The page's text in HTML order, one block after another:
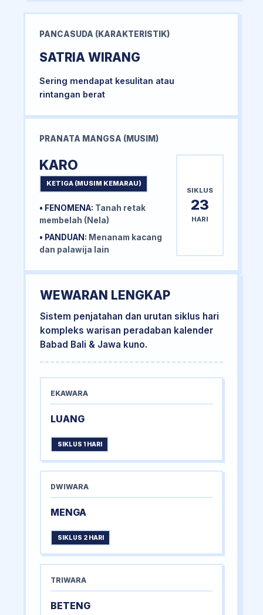
PANCASUDA (KARAKTERISTIK)
SATRIA WIRANG
Sering mendapat kesulitan atau
rintangan berat
PRANATA MANGSA (MUSIM)
KARO
KETIGA (MUSIM KEMARAU)
• FENOMENA: Tanah retak
membelah (Nela)
• PANDUAN: Menanam kacang
dan palawija lain
SIKLUS
23
HARI
WEWARAN LENGKAP
Sistem penjatahan dan urutan siklus hari
kompleks warisan peradaban kalender
Babad Bali & Jawa kuno.
EKAWARA
LUANG
SIKLUS 1 HARI
DWIWARA
MENGA
SIKLUS 2 HARI
TRIWARA
BETENG